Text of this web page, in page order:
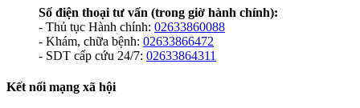
Số điện thoại tư vấn (trong giờ hành chính):
- Thủ tục Hành chính: 02633860088
- Khám, chữa bệnh: 02633866472
- SDT cấp cứu 24/7: 02633864311
Kết nối mạng xã hội